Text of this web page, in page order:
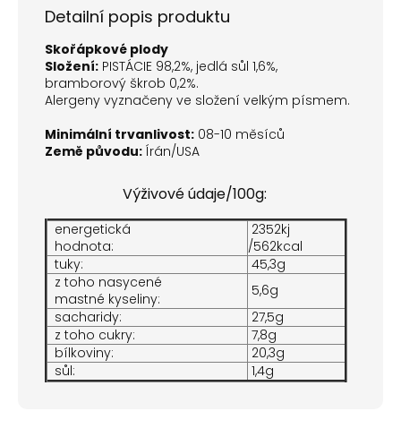
Detailní popis produktu
Skořápkové plody
Složení: PISTÁCIE 98,2%, jedlá sůl 1,6%,
bramborový škrob 0,2%.
Alergeny vyznačeny ve složení velkým písmem.
Minimální trvanlivost: 08-10 měsíců
Země původu: Írán/USA
Výživové údaje/100g:
energetická
hodnota:
2352kj
/562kcal
tuky:
45,3g
z toho nasycené
mastné kyseliny:
5,6g
sacharidy:
27,5g
z toho cukry:
7,8g
bílkoviny:
20,3g
sůl:
1,4g